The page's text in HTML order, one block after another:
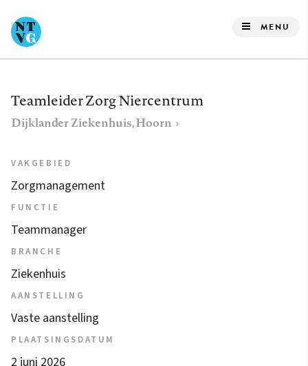
naar
de
gaan
MENU
Teamleider Zorg Niercentrum
Dijklander Ziekenhuis, Hoorn
VAKGEBIED
Zorgmanagement
FUNCTIE
Teammanager
BRANCHE
Ziekenhuis
AANSTELLING
Vaste aanstelling
PLAATSINGSDATUM
2 juni 2026